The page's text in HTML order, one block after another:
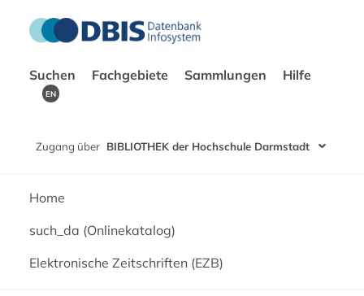
Suchen Fachgebiete Sammlungen Hilfe
EN
Zugang über BIBLIOTHEK der Hochschule Darmstadt
Home
such_da (Onlinekatalog)
Elektronische Zeitschriften (EZB)